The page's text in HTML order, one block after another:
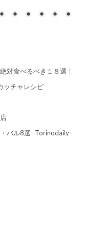
対食べるべき１８選！
ッチャレシピ
バル8選 -Torinodaily-